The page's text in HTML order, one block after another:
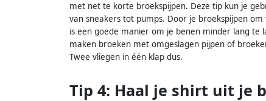
met net te korte broekspijpen. Deze tip kun je
van sneakers tot pumps. Door je broekspijpen
is een goede manier om je benen minder lang te
maken broeken met omgeslagen pijpen of
Twee vliegen in één klap dus.
Tip 4: Haal je shirt uit je